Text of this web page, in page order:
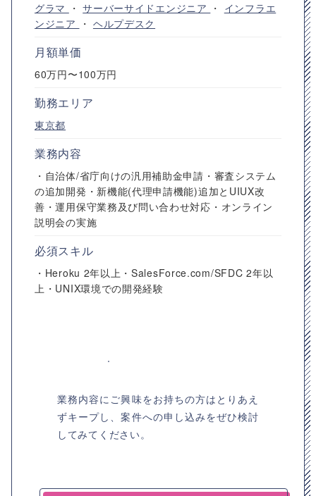
グラマ
・サーバーサイドエンジニア ・ インフラエ
ンジニア
・ ヘルプデスク
月額単価
60万円〜100万円
勤務エリア
東京都
業務内容
・自治体/省庁向けの汎用補助金申請・審査システム
の追加開発・新機能(代理申請機能)追加とUIUX改
善・運用保守業務及び問い合わせ対応・オンライン
説明会の実施
必須スキル
・Heroku 2年以上・SalesForce.com/SFDC 2年以
上・UNIX環境での開発経験
業務内容にご興味をお持ちの方はとりあえ
ずキープし、案件への申し込みをぜひ検討
してみてください。